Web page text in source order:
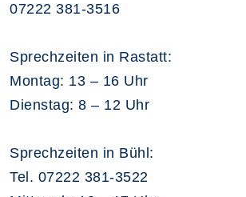
07222 381-3516
Sprechzeiten in Rastatt:
Montag: 13 – 16 Uhr
Dienstag: 8 – 12 Uhr
Sprechzeiten in Bühl:
Tel. 07222 381-3522